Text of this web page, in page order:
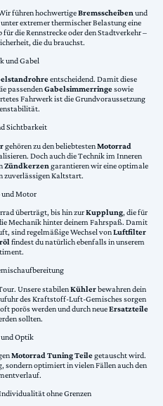
führen hochwertigeBremsscheiben und
extremer thermischer Belastung eine
die Rennstrecke oder den Stadtverkehr –
die du brauchst.
und Gabel
entscheidend. Damit diese
passendenGabelsimmerringesowie
Fahrwerk ist die Grundvoraussetzung
Sichtbarkeit
gehören zu den beliebtestenMotorrad
Doch auch die Technik im Inneren
Zündkerzen garantieren wir eine optimale
zuverlässigen Kaltstart.
und Motor
überträgt, bis hin zurKupplung, die für
Mechanik hinter deinem Fahrspaß. Damit
sind regelmäßige Wechsel vonLuftfilter
findest du natürlich ebenfalls in unserem
Unsere stabilenKühlerbewahren dein
des Kraftstoff-Luft-Gemisches sorgen
porös werden und durch neueErsatzteile
sollten.
Optik
Motorrad Tuning Teilegetauscht wird.
sondern optimiert in vielen Fällen auch den
ohne Grenzen